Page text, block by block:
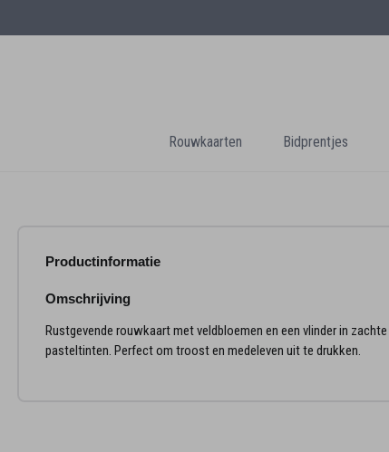
Rouwkaarten Bidprentjes
Productinformatie
Omschrijving
Rustgevende rouwkaart met veldbloemen en een vlinder in zachte
pasteltinten. Perfect om troost en medeleven uit te drukken.